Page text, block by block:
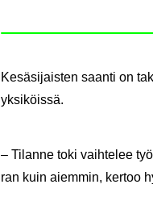
Ke­sä­si­jais­ten saan­ti on
yk­si­köis­sä.
– Ti­lan­ne toki vaih­te­lee
ran kuin ai­em­min, ker­too